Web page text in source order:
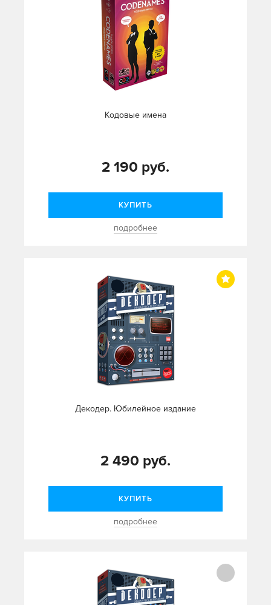
Кодовые имена
2 190 руб.
КУПИТЬ
подробнее
Декодер. Юбилейное издание
2 490 руб.
КУПИТЬ
подробнее